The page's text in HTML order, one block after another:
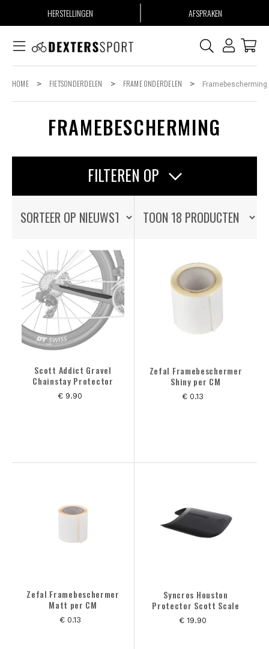
HERSTELLINGEN AFSPRAKEN
HOME > FIETSONDERDELEN > FRAME ONDERDELEN > Framebescherming
FRAMEBESCHERMING
FILTEREN OP
OP VOORRAAD
ALLE PRODUCTEN
MERK
MAAT
Scott Addict Gravel
Chainstay Protector
€ 9.90
Zefal Framebeschermer
Shiny per CM
€ 0.13
Zefal Framebeschermer
Matt per CM
€ 0.13
Syncros Houston
Protector Scott Scale
€ 19.90